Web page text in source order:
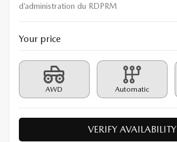
d’administration du RDPRM
Your price
AWD Automatic
VERIFY AVAILABILITY